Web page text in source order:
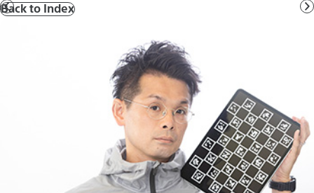
前
Back to Index